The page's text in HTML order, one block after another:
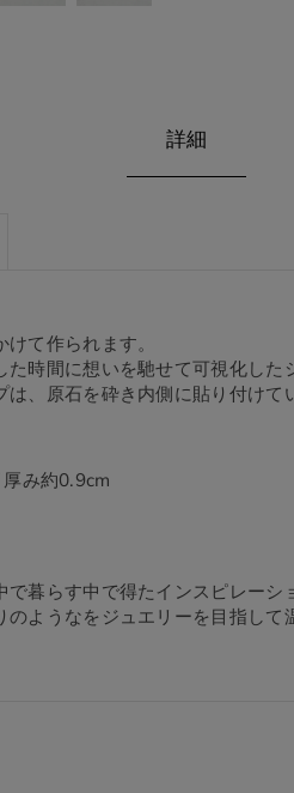
詳細
て作られます。
時間に想いを馳せて可視化した
、原石を砕き内側に貼り付けて
み約0.9cm
暮らす中で得たインスピレーシ
ようなをジュエリーを目指して